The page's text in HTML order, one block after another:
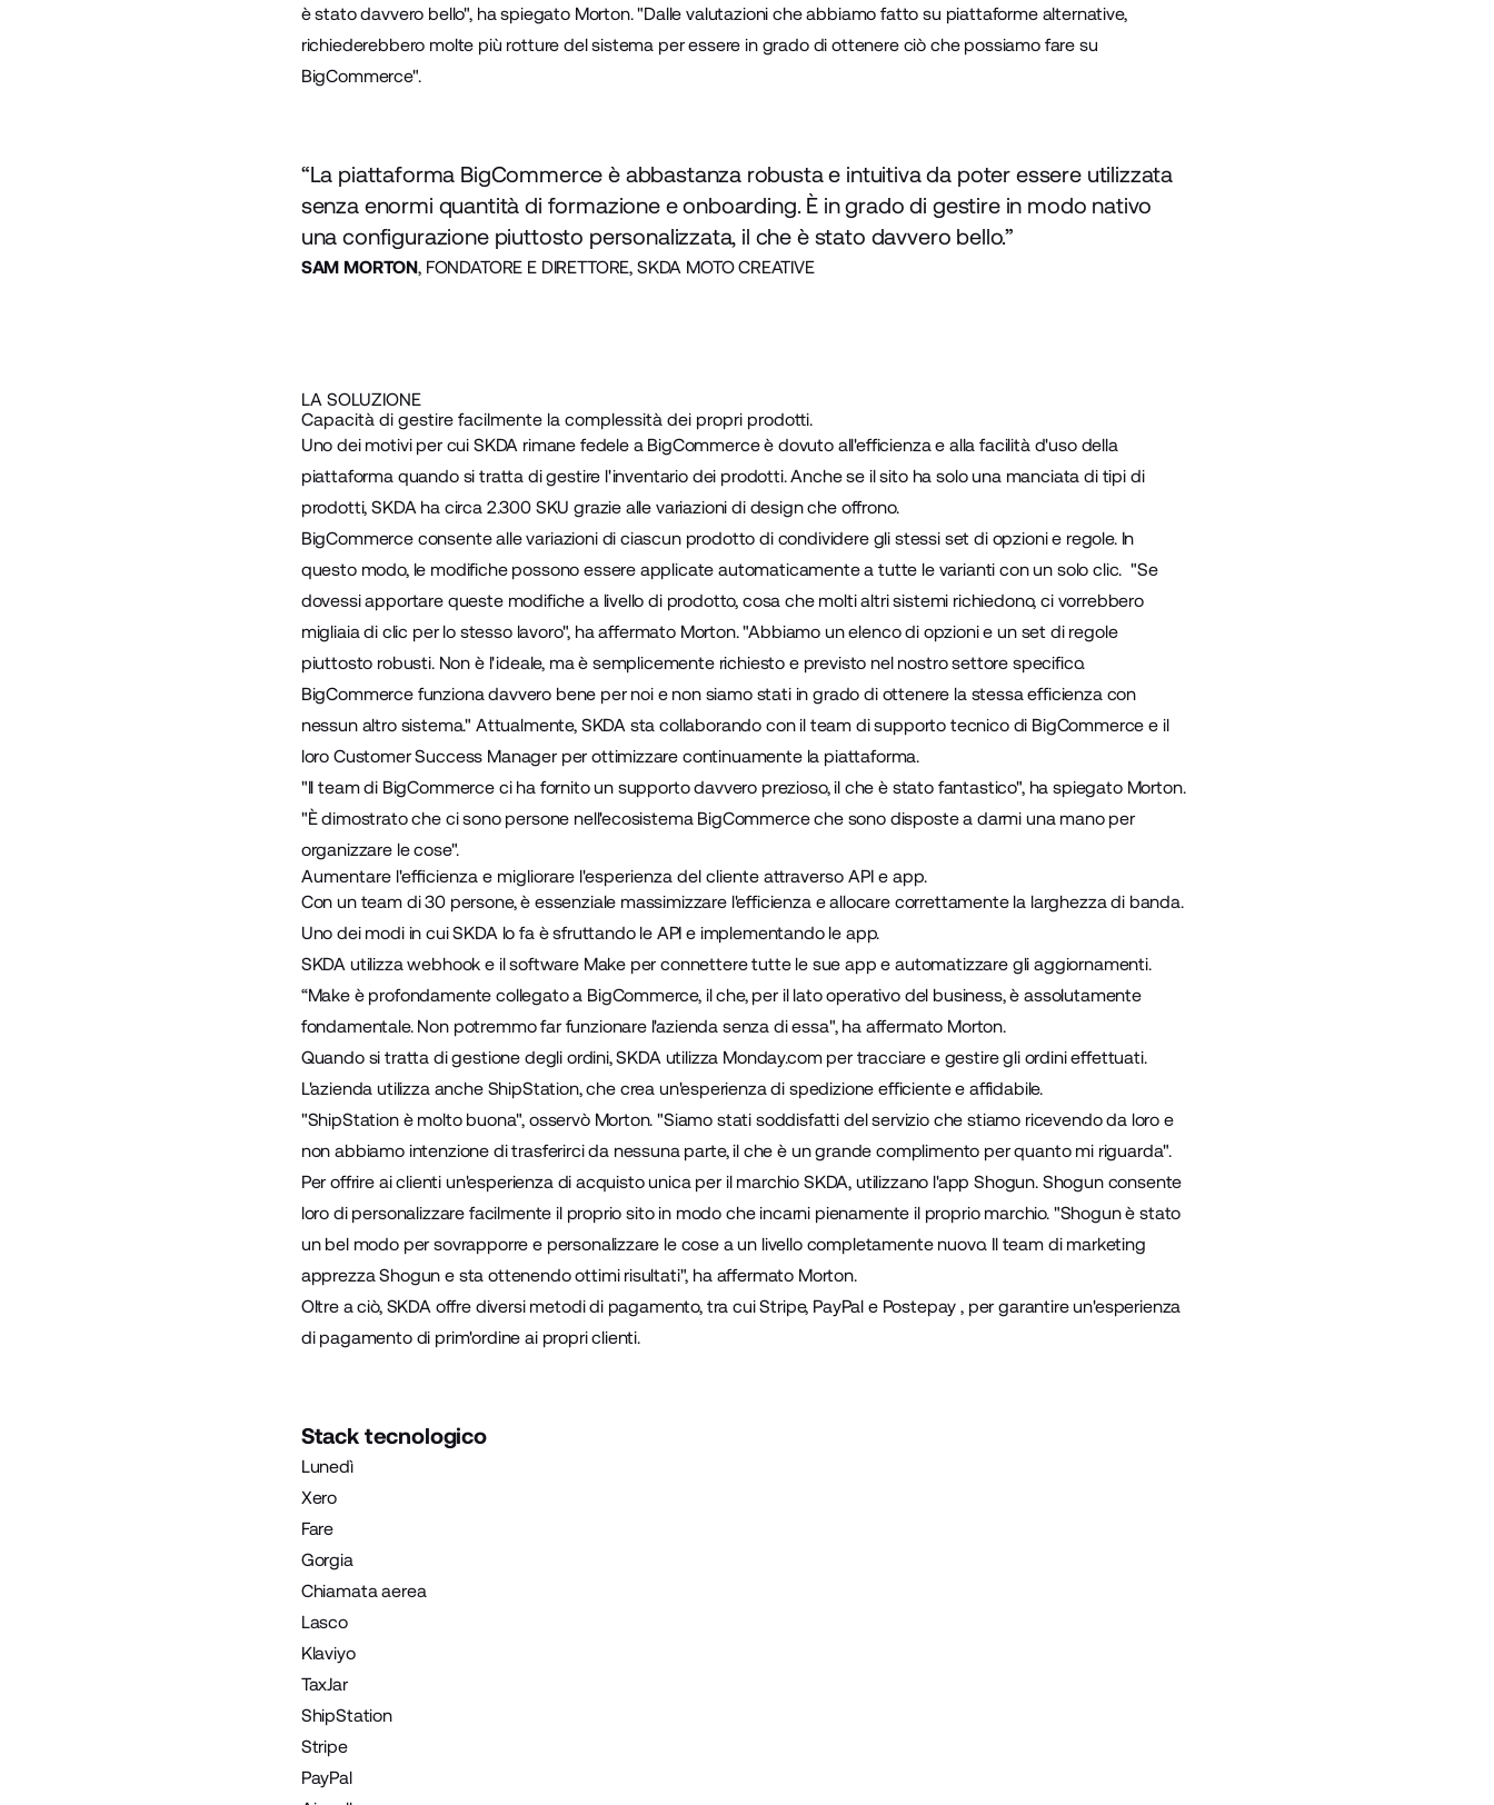
è stato davvero bello", ha spiegato Morton. "Dalle valutazioni che abbiamo fatto su piattaforme alternative,
richiederebbero molte più rotture del sistema per essere in grado di ottenere ciò che possiamo fare su
BigCommerce".
“La piattaforma BigCommerce è abbastanza robusta e intuitiva da poter essere utilizzata
senza enormi quantità di formazione e onboarding. È in grado di gestire in modo nativo
una configurazione piuttosto personalizzata, il che è stato davvero bello.”
SAM MORTON, FONDATORE E DIRETTORE, SKDA MOTO CREATIVE
LA SOLUZIONE
Capacità di gestire facilmente la complessità dei propri prodotti.
Uno dei motivi per cui SKDA rimane fedele a BigCommerce è dovuto all'efficienza e alla facilità d'uso della
piattaforma quando si tratta di gestire l'inventario dei prodotti. Anche se il sito ha solo una manciata di tipi di
prodotti, SKDA ha circa 2.300 SKU grazie alle variazioni di design che offrono.
BigCommerce consente alle variazioni di ciascun prodotto di condividere gli stessi set di opzioni e regole. In
questo modo, le modifiche possono essere applicate automaticamente a tutte le varianti con un solo clic. "Se
dovessi apportare queste modifiche a livello di prodotto, cosa che molti altri sistemi richiedono, ci vorrebbero
migliaia di clic per lo stesso lavoro", ha affermato Morton. "Abbiamo un elenco di opzioni e un set di regole
piuttosto robusti. Non è l'ideale, ma è semplicemente richiesto e previsto nel nostro settore specifico.
BigCommerce funziona davvero bene per noi e non siamo stati in grado di ottenere la stessa efficienza con
nessun altro sistema." Attualmente, SKDA sta collaborando con il team di supporto tecnico di BigCommerce e il
loro Customer Success Manager per ottimizzare continuamente la piattaforma.
"Il team di BigCommerce ci ha fornito un supporto davvero prezioso, il che è stato fantastico", ha spiegato Morton.
"È dimostrato che ci sono persone nell'ecosistema BigCommerce che sono disposte a darmi una mano per
organizzare le cose".
Aumentare l'efficienza e migliorare l'esperienza del cliente attraverso API e app.
Con un team di 30 persone, è essenziale massimizzare l'efficienza e allocare correttamente la larghezza di banda.
Uno dei modi in cui SKDA lo fa è sfruttando le API e implementando le app.
SKDA utilizza webhook e il software Make per connettere tutte le sue app e automatizzare gli aggiornamenti.
“Make è profondamente collegato a BigCommerce, il che, per il lato operativo del business, è assolutamente
fondamentale. Non potremmo far funzionare l'azienda senza di essa", ha affermato Morton.
Quando si tratta di gestione degli ordini, SKDA utilizza Monday.comper tracciare e gestire gli ordini effettuati.
L'azienda utilizza anche ShipStation, che crea un'esperienza di spedizione efficiente e affidabile.
"ShipStation è molto buona", osservò Morton. "Siamo stati soddisfatti del servizio che stiamo ricevendo da loro e
non abbiamo intenzione di trasferirci da nessuna parte, il che è un grande complimento per quanto mi riguarda".
Per offrire ai clienti un'esperienza di acquisto unica per il marchio SKDA, utilizzano l'appShogun. Shogun consente
loro di personalizzare facilmente il proprio sito in modo che incarni pienamente il proprio marchio. "Shogun è stato
un bel modo per sovrapporre e personalizzare le cose a un livello completamente nuovo. Il team di marketing
apprezza Shogun e sta ottenendo ottimi risultati", ha affermato Morton.
Oltre a ciò, SKDA offre diversi metodi di pagamento, tra cuiStripe, PayPal e Postepay , per garantire un'esperienza
di pagamento di prim'ordine ai propri clienti.
Stack tecnologico
Lunedì
Xero
Fare
Gorgia
Chiamata aerea
Lasco
Klaviyo
TaxJar
ShipStation
Stripe
PayPal